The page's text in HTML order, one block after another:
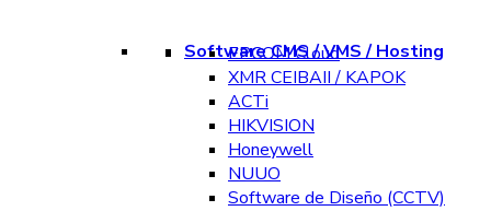
Software CMS / VMS / Hosting
EPCOM Cloud
XMR CEIBAII / KAPOK
ACTi
HIKVISION
Honeywell
NUUO
Software de Diseño (CCTV)